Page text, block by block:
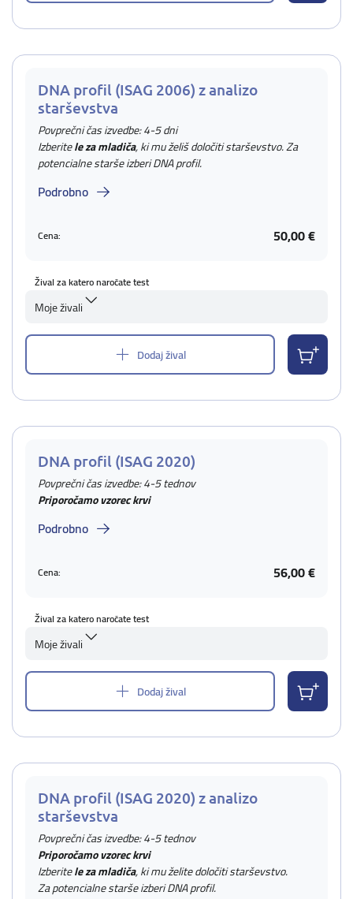
DNA profil (ISAG 2006) z analizo
starševstva
Povprečni čas izvedbe: 4-5 dni
Izberitele za mladiča, ki mu želiš določiti starševstvo. Za
potencialne starše izberi DNA profil.
Podrobno
Cena: 50,00 €
Žival za katero naročate test
Moje živali
Dodaj žival
DNA profil (ISAG 2020)
Povprečni čas izvedbe: 4-5 tednov
Priporočamo vzorec krvi
Podrobno
Cena: 56,00 €
Žival za katero naročate test
Moje živali
Dodaj žival
DNA profil (ISAG 2020) z analizo
starševstva
Povprečni čas izvedbe: 4-5 tednov
Priporočamo vzorec krvi
Izberitele za mladiča, ki mu želite določiti starševstvo.
Za potencialne starše izberi DNA profil.